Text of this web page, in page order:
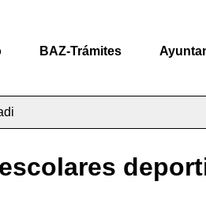
BAZ-Trámites